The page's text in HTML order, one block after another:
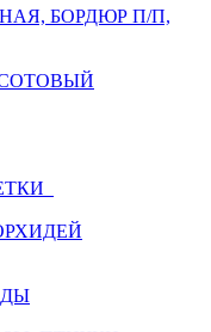
БОРДЮР П/П,